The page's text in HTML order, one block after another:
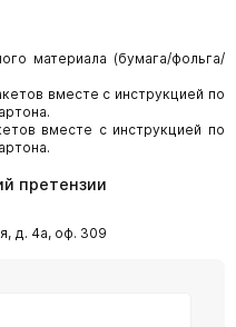
материала (бумага/фольга/
вместе с инструкцией по
вместе с инструкцией по
претензии
д. 4а, оф. 309